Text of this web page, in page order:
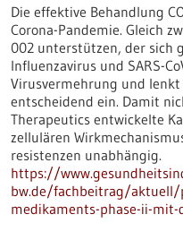
Die effektive Behandlung
Corona-Pandemie. Gleich
002 unterstützen, der sich
Influenzavirus und SARS-
Virusvermehrung und
entscheidend ein. Damit
Therapeutics entwickelte
zellulären
resistenzen unabhängig.
https://
bw.de/fachbeitrag/aktuell/
medikaments-phase-ii-